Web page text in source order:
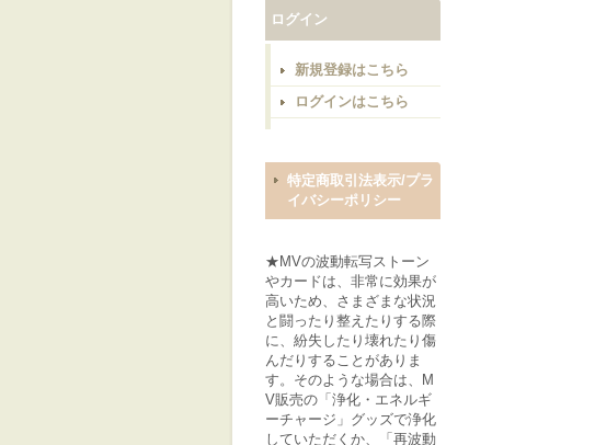
ログイン
新規登録はこちら
ログインはこちら
特定商取引法表示/プラ
イバシーポリシー
★MVの波動転写ストーン
やカードは、非常に効果が
高いため、さまざまな状況
と闘ったり整えたりする際
に、紛失したり壊れたり傷
んだりすることがありま
す。そのような場合は、M
V販売の「浄化・エネルギ
ーチャージ」グッズで浄化
していただくか、「再波動